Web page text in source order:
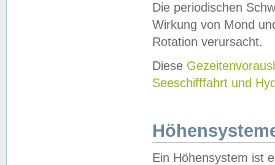
Die periodischen
Wirkung von Mond
Rotation verursacht.
Diese
Seeschifffahrt und
Ein Höhensystem ist